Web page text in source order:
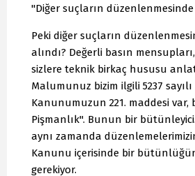
"Diğer suçların düzenlenmesinde
Peki diğer suçların
alındı? Değerli basın
sizlere teknik birkaç hususu
Malumunuz bizim ilgili 5237 sayılı
Kanunumuzun 221. maddesi var,
Pişmanlık". Bunun bir
aynı zamanda
Kanunu içerisinde bir
gerekiyor.